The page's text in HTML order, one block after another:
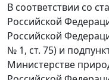
В соответствии со
Российской
Российской
№ 1, ст. 75) и
Министерстве